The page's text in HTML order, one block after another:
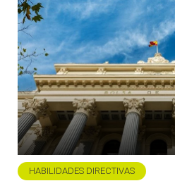
HABILIDADES DIRECTIVAS